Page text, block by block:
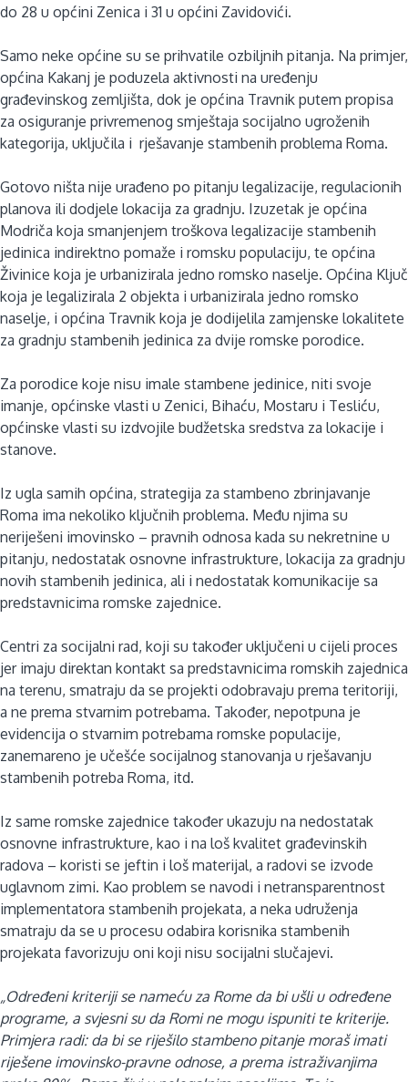
do 28 u općini Zenica i 31 u općini Zavidovići.
Samo neke općine su se prihvatile ozbiljnih pitanja. Na primjer,
općina Kakanj je poduzela aktivnosti na uređenju
građevinskog zemljišta, dok je općina Travnik putem propisa
za osiguranje privremenog smještaja socijalno ugroženih
kategorija, uključila i rješavanje stambenih problema Roma.
Gotovo ništa nije urađeno po pitanju legalizacije, regulacionih
planova ili dodjele lokacija za gradnju. Izuzetak je općina
Modriča koja smanjenjem troškova legalizacije stambenih
jedinica indirektno pomaže i romsku populaciju, te općina
Živinice koja je urbanizirala jedno romsko naselje. Općina Ključ
koja je legalizirala 2 objekta i urbanizirala jedno romsko
naselje, i općina Travnik koja je dodijelila zamjenske lokalitete
za gradnju stambenih jedinica za dvije romske porodice.
Za porodice koje nisu imale stambene jedinice, niti svoje
imanje, općinske vlasti u Zenici, Bihaću, Mostaru i Tesliću,
općinske vlasti su izdvojile budžetska sredstva za lokacije i
stanove.
Iz ugla samih općina, strategija za stambeno zbrinjavanje
Roma ima nekoliko ključnih problema. Među njima su
neriješeni imovinsko – pravnih odnosa kada su nekretnine u
pitanju, nedostatak osnovne infrastrukture, lokacija za gradnju
novih stambenih jedinica, ali i nedostatak komunikacije sa
predstavnicima romske zajednice.
Centri za socijalni rad, koji su također uključeni u cijeli proces
jer imaju direktan kontakt sa predstavnicima romskih zajednica
na terenu, smatraju da se projekti odobravaju prema teritoriji,
a ne prema stvarnim potrebama. Također, nepotpuna je
evidencija o stvarnim potrebama romske populacije,
zanemareno je učešće socijalnog stanovanja u rješavanju
stambenih potreba Roma, itd.
Iz same romske zajednice također ukazuju na nedostatak
osnovne infrastrukture, kao i na loš kvalitet građevinskih
radova – koristi se jeftin i loš materijal, a radovi se izvode
uglavnom zimi. Kao problem se navodi i netransparentnost
implementatora stambenih projekata, a neka udruženja
smatraju da se u procesu odabira korisnika stambenih
projekata favorizuju oni koji nisu socijalni slučajevi.
„Određeni kriteriji se nameću za Rome da bi ušli u određene
programe, a svjesni su da Romi ne mogu ispuniti te kriterije.
Primjera radi: da bi se riješilo stambeno pitanje moraš imati
riješene imovinsko-pravne odnose, a prema istraživanjima